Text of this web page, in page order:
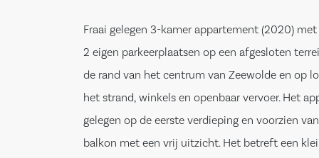
Fraai gelegen 3-kamer appartement (2020)
2 eigen parkeerplaatsen op een afgesloten
de rand van het centrum van Zeewolde en op
het strand, winkels en openbaar vervoer. Het
gelegen op de eerste verdieping en voorzien
balkon met een vrij uitzicht. Het betreft een